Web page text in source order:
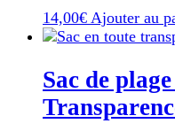
14,00€ Ajouter au
Sac de